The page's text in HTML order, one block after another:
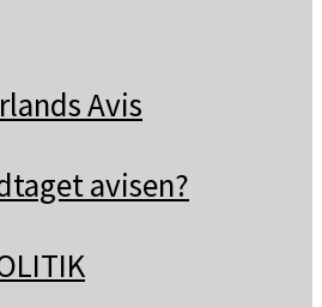
Avis
avisen?